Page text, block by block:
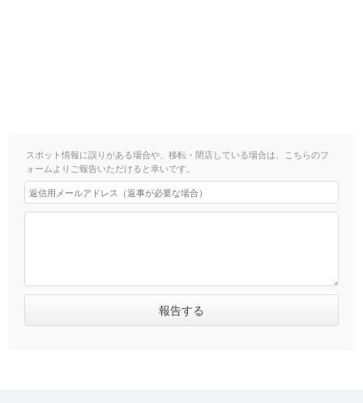
スポット情報に誤りがある場合や、移転・閉店している場合は、こちらのフ
ォームよりご報告いただけると幸いです。